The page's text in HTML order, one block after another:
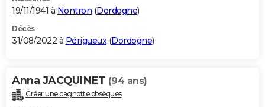
19/11/1941 à Nontron (Dordogne)
Décès
31/08/2022 à Périgueux(Dordogne)
Anna JACQUINET (94 ans)
Créer une cagnotte obsèques